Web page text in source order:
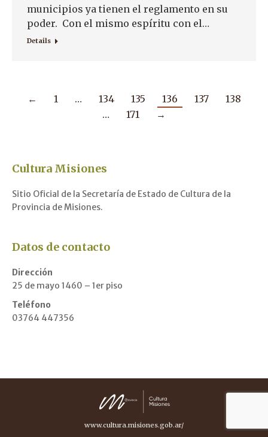
municipios ya tienen el reglamento en su
poder. Con el mismo espíritu con el…
Details
← 1 … 134 135 136 137
138
…
171 →
Cultura Misiones
Sitio Oficial de la Secretaría de Estado de Cultura de la
Provincia de Misiones.
Datos de contacto
Dirección
25 de mayo 1460 – 1er piso
Teléfono
03764 447356
www.cultura.misiones.gob.ar/